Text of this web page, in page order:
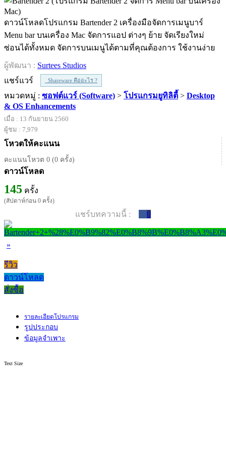
ดาวน์โหลดโปรแกรม Bartender 2 เครื่องมือจัดการเมนูบาร์
Menu bar บนเครื่อง Mac จัดการแอป ต่างๆ ย้าย จัดเรียงใหม่
ซ่อนได้ทั้งหมด จัดการบนเมนูได้ตามที่คุณต้องการ ใช้งานง่าย
ผู้พัฒนา : Surtees Studios
แชร์แวร์
Shareware คืออะไร ?
หมวดหมู่ : ซอฟต์แวร์ (Software) > โปรแกรมยูทิลิตี้ > Desktop
& OS Enhancements
เมื่อ : 13 กันยายน 2560
ผู้ชม : 7,979
โหวตให้คะแนน
คะแนนโหวต 0 (0 ครั้ง)
ดาวน์โหลด
145 ครั้ง
(สัปดาห์ก่อน 0 ครั้ง)
แชร์บทความนี้ : 0
»
รีวิว
ดาวน์โหลด
สั่งซื้อ
รายละเอียดโปรแกรม
รูปประกอบ
ข้อมูลจำเพาะ
Text Size